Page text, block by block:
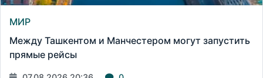
МИР
Между Ташкентом и Манчестером могут запустить
прямые рейсы